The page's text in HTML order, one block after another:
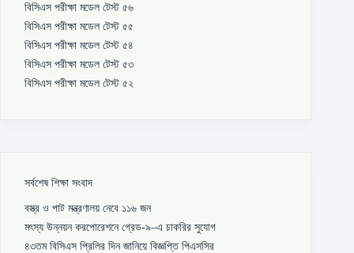
বিসিএস পরীক্ষা মডেল টেস্ট ৫৬
বিসিএস পরীক্ষা মডেল টেস্ট ৫৫
বিসিএস পরীক্ষা মডেল টেস্ট ৫৪
বিসিএস পরীক্ষা মডেল টেস্ট ৫৩
বিসিএস পরীক্ষা মডেল টেস্ট ৫২
সর্বশেষ শিক্ষা সংবাদ
বস্ত্র ও পাট মন্ত্রণালয় নেবে ১১৬ জন
মৎস্য উন্নয়ন করপোরেশনে গ্রেড-৯–এ চাকরির সুযোগ
৪৩তম বিসিএস প্রিলির দিন জানিয়ে বিজ্ঞপ্তি পিএসসির